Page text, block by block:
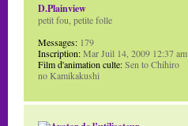
D.Plainview
petit fou, petite folle
Messages: 179
Inscription:Mar Juil 14, 2009 12:37 am
Film d'animation culte:Sen to Chihiro
no Kamikakushi